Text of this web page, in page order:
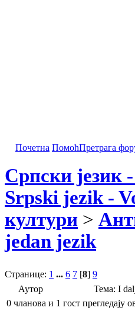
Почетна ПомоћПретрага
Српски језик
Srpski jezik -
култури >
jedan jezik
Странице: 1 ... 6 7 [8] 9
Аутор
Тема: I
0 чланова и 1 гост прегледају